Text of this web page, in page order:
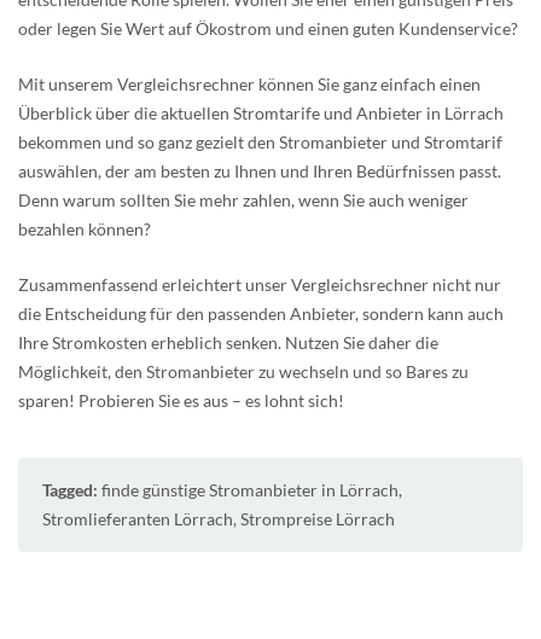
oder legen Sie Wert auf Ökostrom und einen guten Kundenservice?
Mit unserem Vergleichsrechner können Sie ganz einfach einen
Überblick über die aktuellen Stromtarife und Anbieter in Lörrach
bekommen und so ganz gezielt den Stromanbieter und Stromtarif
auswählen, der am besten zu Ihnen und Ihren Bedürfnissen passt.
Denn warum sollten Sie mehr zahlen, wenn Sie auch weniger
bezahlen können?
Zusammenfassend erleichtert unser Vergleichsrechner nicht nur
die Entscheidung für den passenden Anbieter, sondern kann auch
Ihre Stromkosten erheblich senken. Nutzen Sie daher die
Möglichkeit, den Stromanbieter zu wechseln und so Bares zu
sparen! Probieren Sie es aus – es lohnt sich!
Tagged: finde günstige Stromanbieter in Lörrach,
Stromlieferanten Lörrach, Strompreise Lörrach